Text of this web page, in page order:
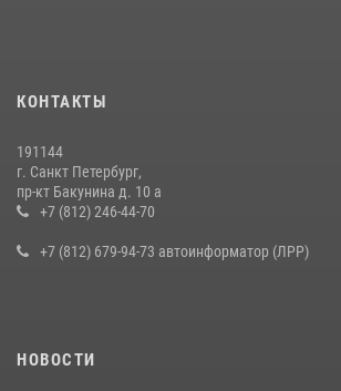
на III Международном петербургском цифровом
В Ленобласти сотрудники Росгвардии провели
воспитанниками детского клуба «Умные
КОНТАКТЫ
191144
г. Санкт Петербург,
пр-кт Бакунина д. 10 а
+7 (812) 246-44-70
+7 (812) 679-94-73 автоинформатор (ЛРР)
НОВОСТИ